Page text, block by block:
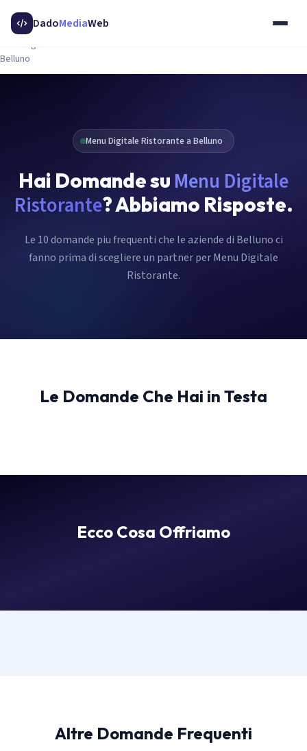
DadoMediaWeb
Home
Servizi
Menu Digitale Ristorante
Belluno
Menu Digitale Ristorante a Belluno
Hai Domande su Menu Digitale
Ristorante? Abbiamo Risposte.
Le 10 domande piu frequenti che le aziende di Belluno ci
fanno prima di scegliere un partner per Menu Digitale
Ristorante.
Le Domande Che Hai in Testa
Ecco Cosa Offriamo
Altre Domande Frequenti